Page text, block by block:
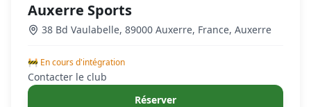
Auxerre Sports
38 Bd Vaulabelle, 89000 Auxerre, France, Auxerre
🚧 En cours d'intégration
Contacter le club
Réserver